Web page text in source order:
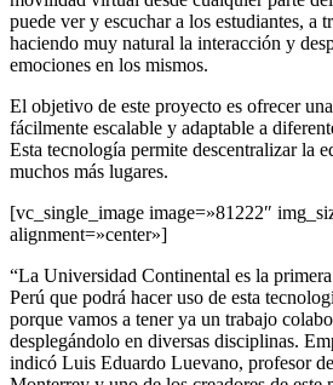
puede ver y escuchar a los estudiantes, a
haciendo muy natural la interacción y
emociones en los mismos.
El objetivo de este proyecto es ofrecer
fácilmente escalable y adaptable a
Esta tecnología permite descentralizar la
muchos más lugares.
[vc_single_image image=»81222″
alignment=»center»]
“La Universidad Continental es la
Perú que podrá hacer uso de esta
porque vamos a tener ya un trabajo
desplegándolo en diversas disciplinas.
indicó Luis Eduardo Luevano, profesor